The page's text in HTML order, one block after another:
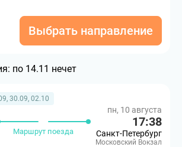
Выбрать направление
по 14.11 нечет
30.09, 02.10
Маршрут поезда
пн, 10 августа
17:38
Санкт-Петербург
Московский Вокзал